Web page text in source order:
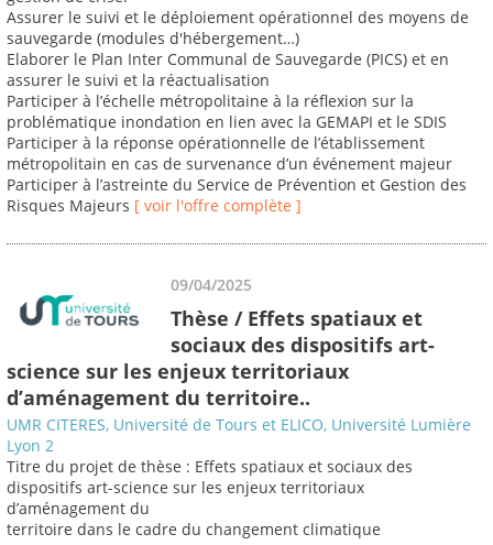
Assurer le suivi et le déploiement opérationnel des moyens de
sauvegarde (modules d'hébergement…)
Elaborer le Plan Inter Communal de Sauvegarde (PICS) et en
assurer le suivi et la réactualisation
Participer à l’échelle métropolitaine à la réflexion sur la
problématique inondation en lien avec la GEMAPI et le SDIS
Participer à la réponse opérationnelle de l’établissement
métropolitain en cas de survenance d’un événement majeur
Participer à l’astreinte du Service de Prévention et Gestion des
Risques Majeurs [ voir l'offre complète ]
09/04/2025
Thèse / Effets spatiaux et
sociaux des dispositifs art-
science sur les enjeux territoriaux
d’aménagement du territoire..
UMR CITERES, Université de Tours et ELICO, Université Lumière
Lyon 2
Titre du projet de thèse : Effets spatiaux et sociaux des
dispositifs art-science sur les enjeux territoriaux
d’aménagement du
territoire dans le cadre du changement climatique